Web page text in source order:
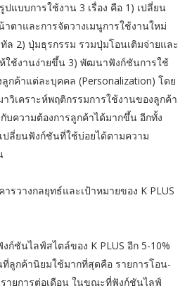
ปแบบการใช้งาน 3 เรื่อง คือ 1) เปลี่ยน
ตาและการจัดวางเมนูการใช้งานใหม่
ล 2) ปุ่มธุรกรรม รวมปุ่มโอนเติมจ่ายและ
ใช้งานง่ายขึ้น 3) พัฒนาฟังก์ชันการใช้
กค้าแต่ละบุคคล (Personalization) โดย
วิเคราะห์พฤติกรรมการใช้งานของลูกค้า
บความต้องการลูกค้าได้มากขึ้น อีกทั้ง
ปลี่ยนฟังก์ชันที่ใช้บ่อยได้ตามความ
รวางกลยุทธ์และเป้าหมายของ K PLUS
ก์ชันไลฟ์สไตล์ของ K PLUS อีก 5-10%
ลูกค้านิยมใช้มากที่สุดคือ รายการโอน-
ายการต่อเดือน ในขณะที่ฟังก์ชันไลฟ์